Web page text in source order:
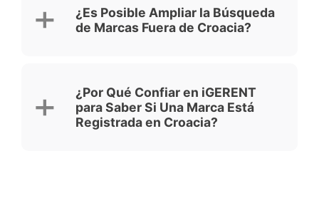
¿Es Posible Ampliar la Búsqueda
de Marcas Fuera de Croacia?
¿Por Qué Confiar en iGERENT
para Saber Si Una Marca Está
Registrada en Croacia?